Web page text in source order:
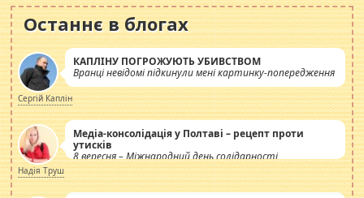
Останнє в блогах
КАПЛІНУ ПОГРОЖУЮТЬ УБИВСТВОМ
Вранці невідомі підкинули мені картинку-попередження
Сергій Каплін
Медіа-консолідація у Полтаві – рецепт проти
утисків
8 вересня – Міжнародний день солідарності
журналістів.
Надія Труш